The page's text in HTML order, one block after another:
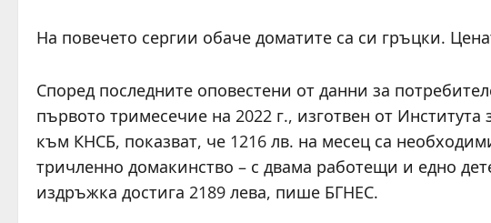
На повечето сергии обаче доматите са си гръцки.
Според последните оповестени от данни за
първото тримесечие на 2022 г., изготвен от
към КНСБ, показват, че 1216 лв. на месец са
тричленно домакинство – с двама работещи и едно
издръжка достига 2189 лева, пише БГНЕС.